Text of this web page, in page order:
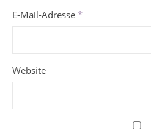
E-Mail-Adresse *
Website